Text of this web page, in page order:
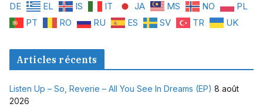
DE
EL IS IT JA MS NO
PL
PT
RO RU ES SV TR UK
Articles récents
Listen Up – So, Reverie – All You See In Dreams (EP) 8 août
2026